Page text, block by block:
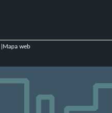
Mapa web